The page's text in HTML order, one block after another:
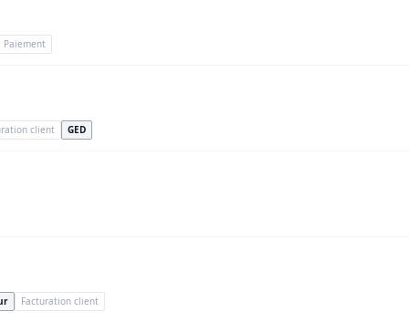
Paiement
client GED
Facturation client